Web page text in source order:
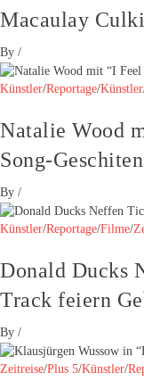
Macaulay
By /
Künstler/Reportage/Künstler
Natalie Wood
Song-
By /
Künstler/Reportage/Filme/
Donald Ducks
Track feiern
By /
Zeitreise/Plus 5/Künstler/